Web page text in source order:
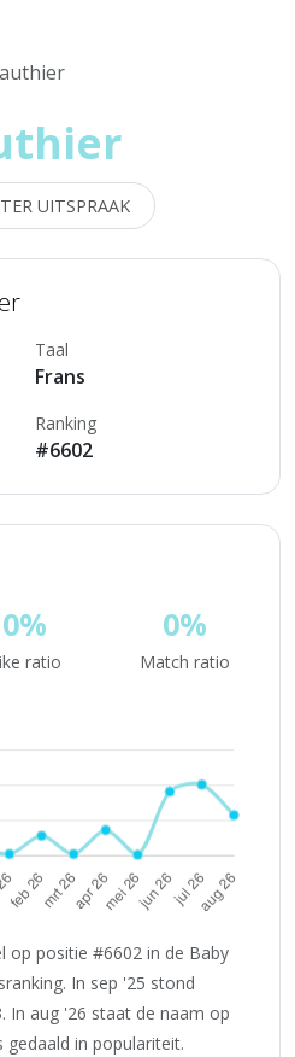
UITSPRAAK
Taal
Frans
Ranking
#6602
0%
ratio
0%
Match ratio
op positie #6602 in de Baby
In sep '25 stond
In aug '26 staat de naam op
in populariteit.